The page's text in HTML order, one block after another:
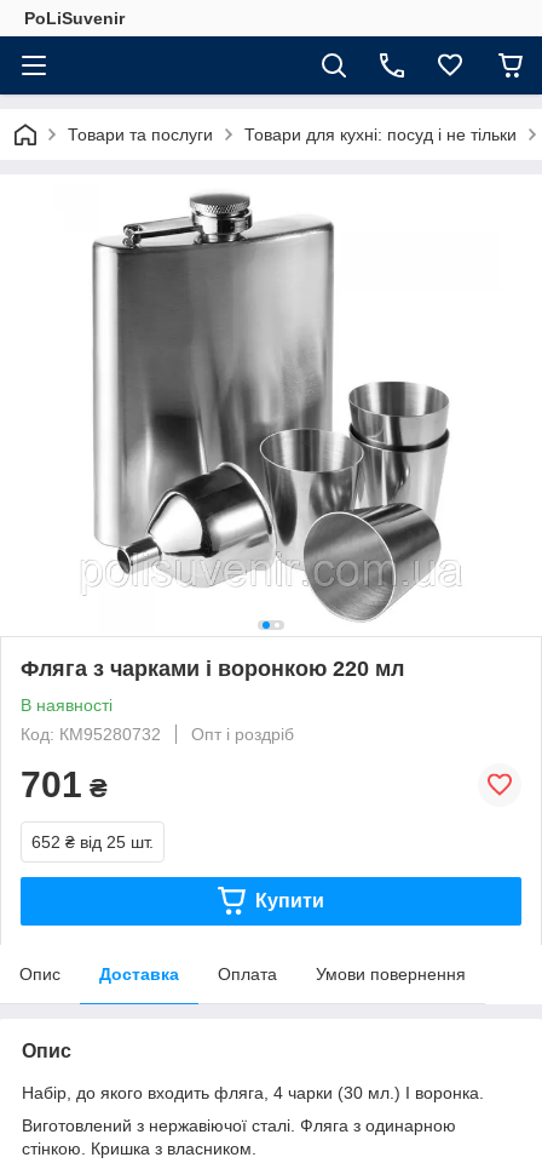
PoLiSuvenir
Товари та послуги Товари для кухні: посуд і не тільки
Фляга з чарками і воронкою 220 мл
В наявності
Код: КМ95280732
Опт і роздріб
701 ₴
652 ₴ від 25 шт.
Купити
Опис Доставка Оплата Умови повернення
Опис
Набір, до якого входить фляга, 4 чарки (30 мл.) І воронка.
Виготовлений з нержавіючої сталі. Фляга з одинарною
стінкою. Кришка з власником.